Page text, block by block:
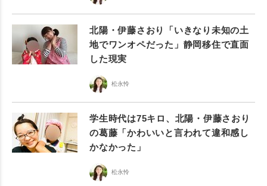
北陽・伊藤さおり「いきなり未知の土
地でワンオペだった」静岡移住で直面
した現実
松永怜
学生時代は75キロ、北陽・伊藤さおり
の葛藤「かわいいと言われて違和感し
かなかった」
松永怜